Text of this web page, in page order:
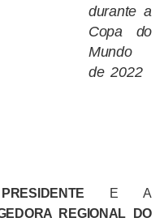
durante a
Copa do
Mundo
de 2022
E A
REGIONAL
DO